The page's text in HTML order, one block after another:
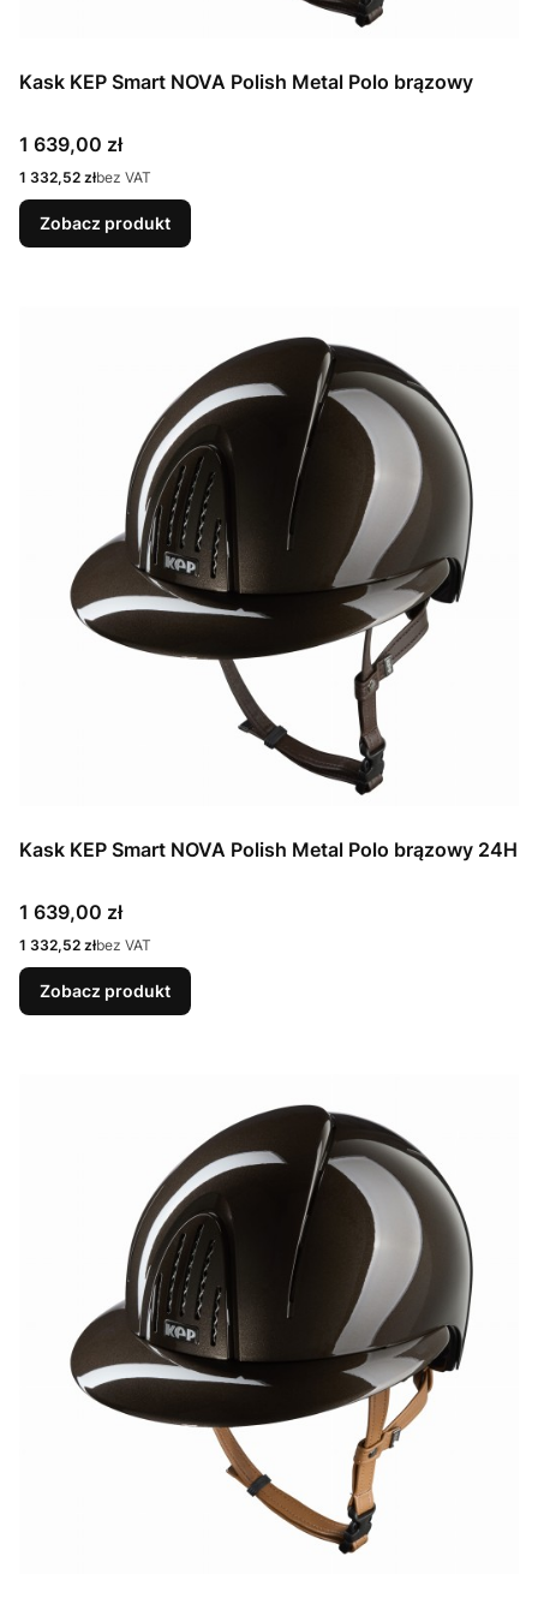
Kask KEP Smart NOVA Polish Metal Polo brązowy
Cena
1 639,00 zł
Cena
1 332,52 złbez VAT
Zobacz produkt
Kask KEP Smart NOVA Polish Metal Polo brązowy 24H
Cena
1 639,00 zł
Cena
1 332,52 złbez VAT
Zobacz produkt